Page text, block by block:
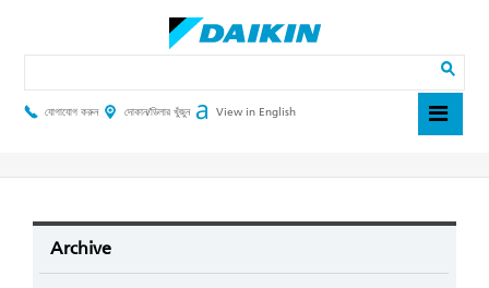
Header
যোগাযোগ করুন দোকান/ডিলার খুঁজুন View in English
Archive